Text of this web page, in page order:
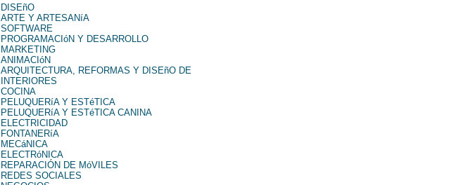
DISEñO
ARTE Y ARTESANíA
SOFTWARE
PROGRAMACIóN Y DESARROLLO
MARKETING
ANIMACIóN
ARQUITECTURA, REFORMAS Y DISEñO DE
INTERIORES
COCINA
PELUQUERíA Y ESTéTICA
PELUQUERíA Y ESTéTICA CANINA
ELECTRICIDAD
FONTANERíA
MECáNICA
ELECTRóNICA
REPARACIÓN DE MóVILES
REDES SOCIALES